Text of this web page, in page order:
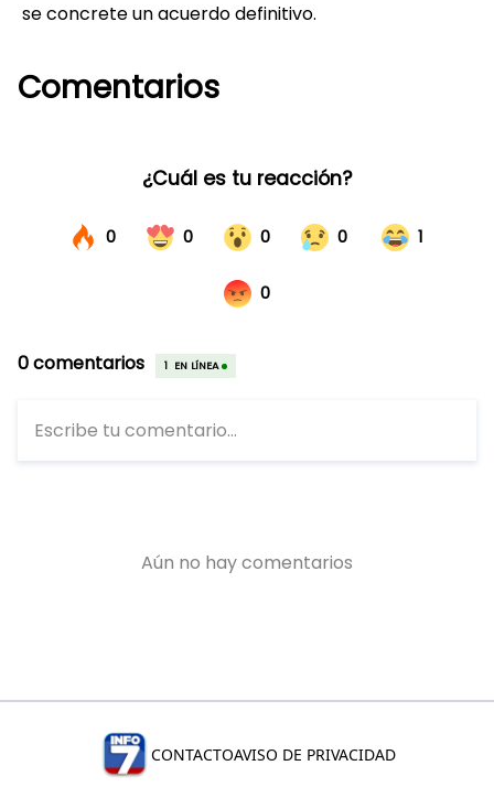
se concrete un acuerdo definitivo.
Comentarios
CONTACTOAVISO DE PRIVACIDAD